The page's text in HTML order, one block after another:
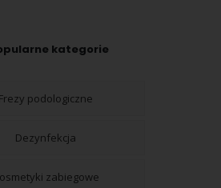
kategorie
Frezy podologiczne
Dezynfekcja
zabiegowe